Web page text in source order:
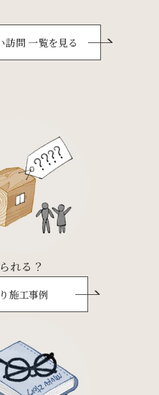
訪問 一覧を見る
れる？
施工事例